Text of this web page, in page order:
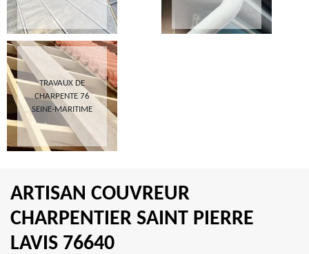
TRAVAUX DE
CHARPENTE 76
SEINE-MARITIME
ARTISAN COUVREUR
CHARPENTIER SAINT PIERRE
LAVIS 76640